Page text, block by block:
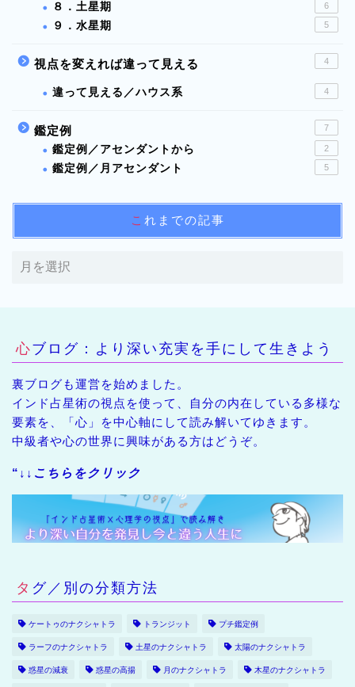
８．土星期 6
９．水星期 5
視点を変えれば違って見える 4
違って見える／ハウス系 4
鑑定例 7
鑑定例／アセンダントから 2
鑑定例／月アセンダント 5
これまでの記事
心ブログ：より深い充実を手にして生きよう
裏ブログも運営を始めました。
インド占星術の視点を使って、自分の内在している多様な
要素を、「心」を中心軸にして読み解いてゆきます。
中級者や心の世界に興味がある方はどうぞ。
“↓↓ こちらをクリック
タグ／別の分類方法
ケートゥのナクシャトラ トランジット プチ鑑定例
ラーフのナクシャトラ 土星のナクシャトラ 太陽のナクシャトラ
惑星の減衰 惑星の高揚 月のナクシャトラ 木星のナクシャトラ